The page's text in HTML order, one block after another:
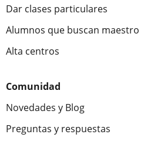
Dar clases particulares
Alumnos que buscan maestro
Alta centros
Comunidad
Novedades y Blog
Preguntas y respuestas